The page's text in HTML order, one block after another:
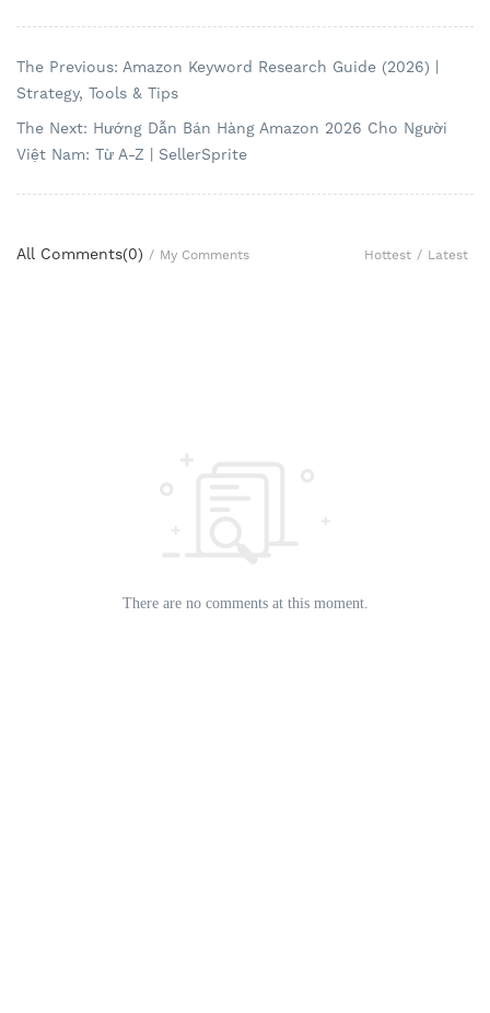
The Previous: Amazon Keyword Research Guide (2026) |
Strategy, Tools & Tips
The Next: Hướng Dẫn Bán Hàng Amazon 2026 Cho Người
Việt Nam: Từ A-Z | SellerSprite
All Comments(0) / My Comments Hottest / Latest
There are no comments at this moment.